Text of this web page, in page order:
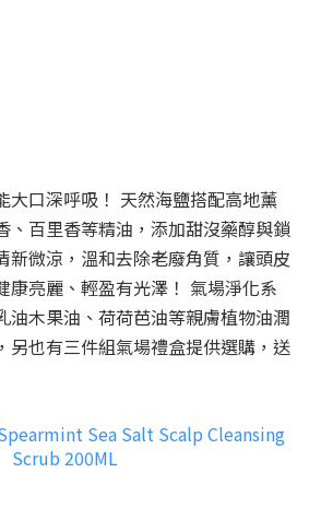
大口深呼吸！ 天然海鹽搭配高地薰
、百里香等精油，添加甜沒藥醇與鎖
新微涼，溫和去除老廢角質，讓頭皮
康亮麗、輕盈有光澤！ 氣場淨化系
油木果油、荷荷芭油等親膚植物油潤
另也有三件組氣場禮盒提供選購，送